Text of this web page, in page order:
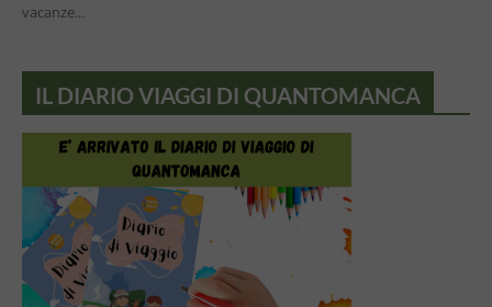
vacanze...
IL DIARIO VIAGGI DI QUANTOMANCA